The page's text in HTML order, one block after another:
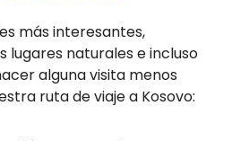
más interesantes,
lugares naturales e incluso
alguna visita menos
ruta de viaje a Kosovo: